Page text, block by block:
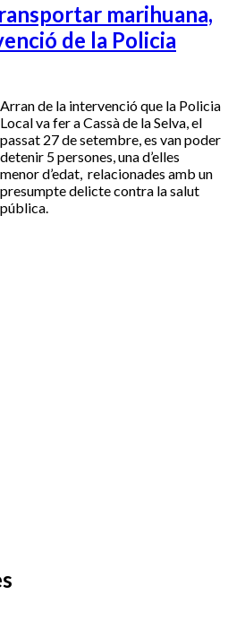
marihuana,
de la Policia
Arran de la intervenció que la Policia
Local va fer a Cassà de la Selva, el
passat 27 de setembre, es van poder
detenir 5 persones, una d’elles
menor d’edat, relacionades amb un
presumpte delicte contra la salut
pública.